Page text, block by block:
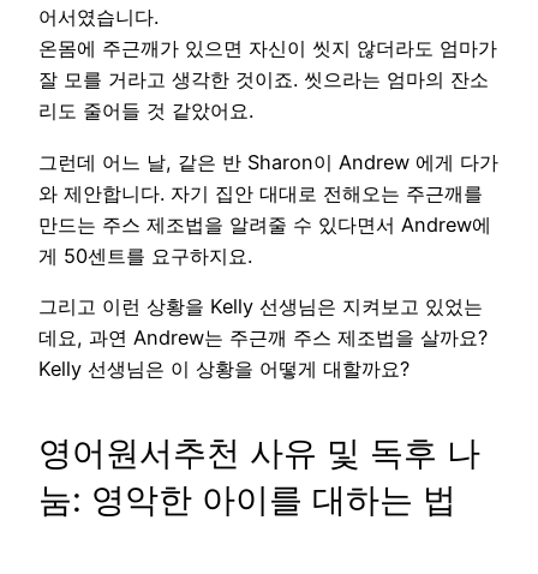
어서였습니다.
온몸에 주근깨가 있으면 자신이 씻지 않더라도 엄마가
잘 모를 거라고 생각한 것이죠. 씻으라는 엄마의 잔소
리도 줄어들 것 같았어요.
그런데 어느 날, 같은 반 Sharon이 Andrew 에게 다가
와 제안합니다. 자기 집안 대대로 전해오는 주근깨를
만드는 주스 제조법을 알려줄 수 있다면서 Andrew에
게 50센트를 요구하지요.
그리고 이런 상황을 Kelly 선생님은 지켜보고 있었는
데요, 과연 Andrew는 주근깨 주스 제조법을 살까요?
Kelly 선생님은 이 상황을 어떻게 대할까요?
영어원서추천 사유 및 독후 나
눔: 영악한 아이를 대하는 법